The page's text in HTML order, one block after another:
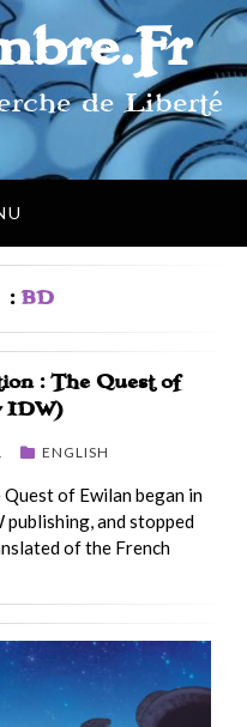
de Liberté
:BD
: The Quest of
IDW)
ENGLISH
Quest of Ewilan began in
and stopped
of the French